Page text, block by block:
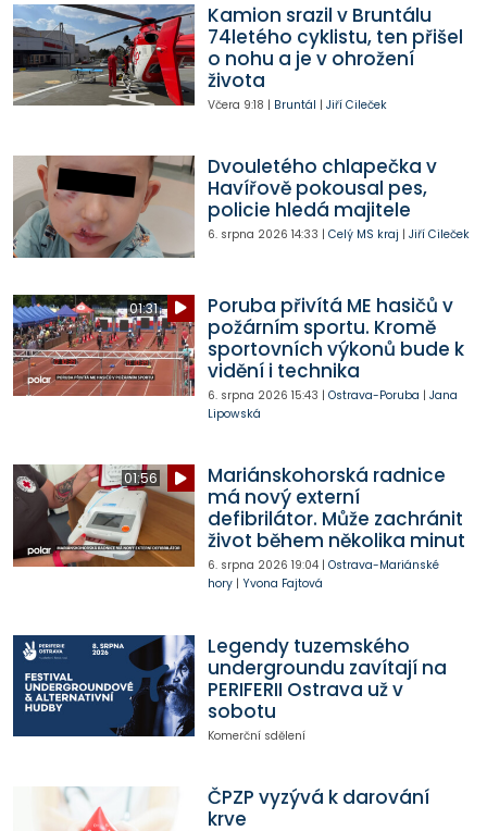
Kamion srazil v Bruntálu
74letého cyklistu, ten přišel
o nohu a je v ohrožení
života
Včera 9:18 | Bruntál | Jiří Cileček
Dvouletého chlapečka v
Havířově pokousal pes,
policie hledá majitele
6. srpna 2026 14:33 | Celý MS kraj | Jiří Cileček
01:31
Poruba přivítá ME hasičů v
požárním sportu. Kromě
sportovních výkonů bude k
vidění i technika
6. srpna 2026 15:43 | Ostrava-Poruba | Jana
Lipowská
01:56
Mariánskohorská radnice
má nový externí
defibrilátor. Může zachránit
život během několika minut
6. srpna 2026 19:04| Ostrava-Mariánské
hory| Yvona Fajtová
Legendy tuzemského
undergroundu zavítají na
PERIFERII Ostrava už v
sobotu
Komerční sdělení
ČPZP vyzývá k darování
krve